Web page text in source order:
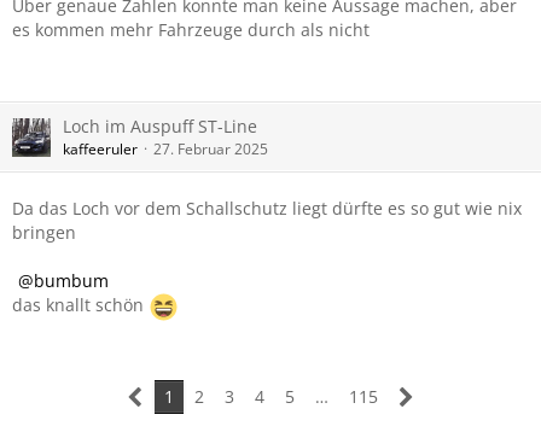
Über genaue Zahlen konnte man keine Aussage machen, aber
es kommen mehr Fahrzeuge durch als nicht
Loch im Auspuff ST-Line
kaffeeruler 27. Februar 2025
Da das Loch vor dem Schallschutz liegt dürfte es so gut wie nix
bringen
bumbum
das knallt schön
1 2 3 4 5 … 115